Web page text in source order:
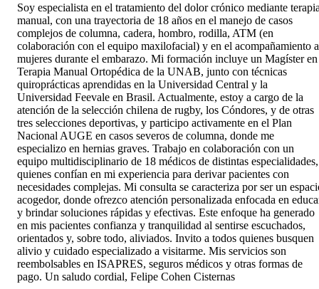
Soy especialista en el tratamiento del dolor crónico mediante
manual, con una trayectoria de 18 años en el manejo de casos
complejos de columna, cadera, hombro, rodilla, ATM (en
colaboración con el equipo maxilofacial) y en el acompañamiento a
mujeres durante el embarazo. Mi formación incluye un Magíster en
Terapia Manual Ortopédica de la UNAB, junto con técnicas
quiroprácticas aprendidas en la Universidad Central y la
Universidad Feevale en Brasil. Actualmente, estoy a cargo de la
atención de la selección chilena de rugby, los Cóndores, y de otras
tres selecciones deportivas, y participo activamente en el Plan
Nacional AUGE en casos severos de columna, donde me
especializo en hernias graves. Trabajo en colaboración con un
equipo multidisciplinario de 18 médicos de distintas especialidades,
quienes confían en mi experiencia para derivar pacientes con
necesidades complejas. Mi consulta se caracteriza por ser un
acogedor, donde ofrezco atención personalizada enfocada en
y brindar soluciones rápidas y efectivas. Este enfoque ha generado
en mis pacientes confianza y tranquilidad al sentirse escuchados,
orientados y, sobre todo, aliviados. Invito a todos quienes busquen
alivio y cuidado especializado a visitarme. Mis servicios son
reembolsables en ISAPRES, seguros médicos y otras formas de
pago. Un saludo cordial, Felipe Cohen Cisternas